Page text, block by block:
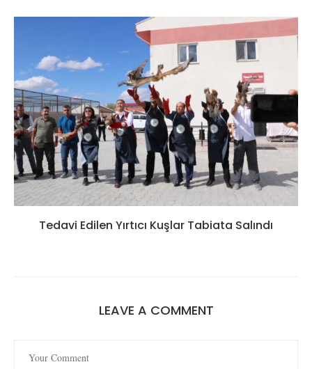
Tedavi Edilen Yırtıcı Kuşlar Tabiata Salındı
LEAVE A COMMENT